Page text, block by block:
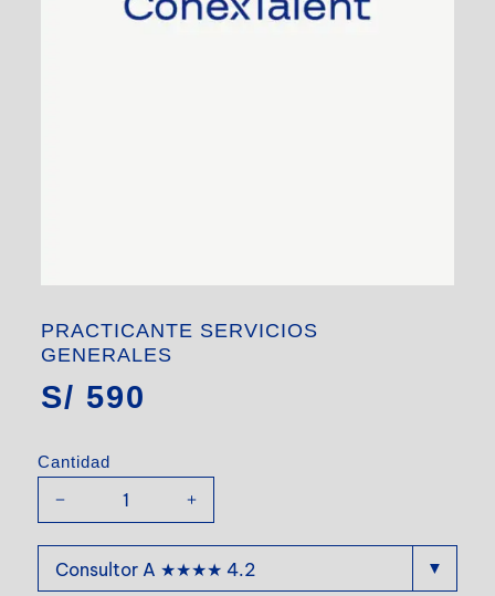
PRACTICANTE SERVICIOS
GENERALES
S/ 590
Cantidad